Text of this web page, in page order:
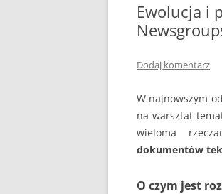
Ewolucja i
Dodaj komentarz
W najnowszym
na warsztat
wieloma
dokumentów
O czym jest